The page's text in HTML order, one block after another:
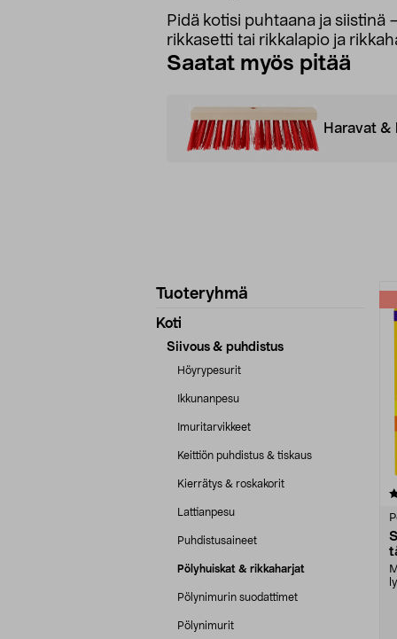
Pidä kotisi puhtaana ja
rikkasetti tai rikkalapio ja
Saatat myös pitää
Haravat &
Tarkenna
tuotetietoja
Tuoteryhmä
Koti
Siivous & puhdistus
Höyrypesurit
Ikkunanpesu
Imuritarvikkeet
Keittiön puhdistus & tiskaus
Kierrätys & roskakorit
Lattianpesu
Puhdistusaineet
Pölyhuiskat & rikkaharjat
Pölynimurin suodattimet
Pölynimurit
4.5 viidestä